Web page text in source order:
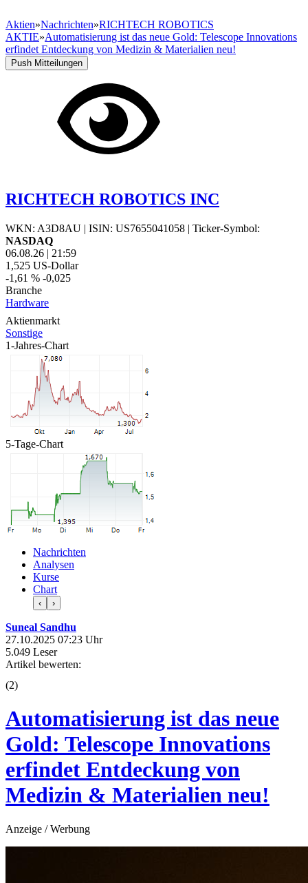
Aktien»Nachrichten»RICHTECH ROBOTICS
AKTIE»Automatisierung ist das neue Gold: Telescope Innovations
erfindet Entdeckung von Medizin & Materialien neu!
Push Mitteilungen
RICHTECH ROBOTICS INC
WKN: A3D8AU | ISIN: US7655041058 | Ticker-Symbol:
NASDAQ
06.08.26 | 21:59
1,525 US-Dollar
-1,61 % -0,025
Branche
Hardware
Aktienmarkt
Sonstige
1-Jahres-Chart
5-Tage-Chart
Nachrichten
Analysen
Kurse
Chart
‹ ›
Suneal Sandhu
27.10.2025 07:23 Uhr
5.049 Leser
Artikel bewerten:
(2)
Automatisierung ist das neue
Gold: Telescope Innovations
erfindet Entdeckung von
Medizin & Materialien neu!
Anzeige / Werbung